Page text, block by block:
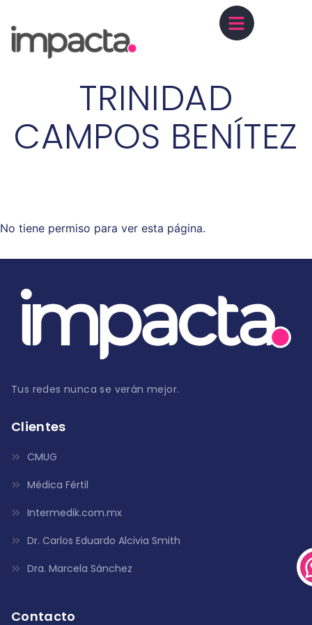
TRINIDAD
CAMPOS BENÍTEZ
No tiene permiso para ver esta página.
Tus redes nunca se verán mejor.
Clientes
CMUG
Médica Fértil
Intermedik.com.mx
Dr. Carlos Eduardo Alcivia Smith
Dra. Marcela Sánchez
Contacto